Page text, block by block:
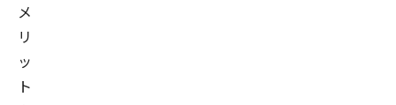
メ
リ
ッ
ト